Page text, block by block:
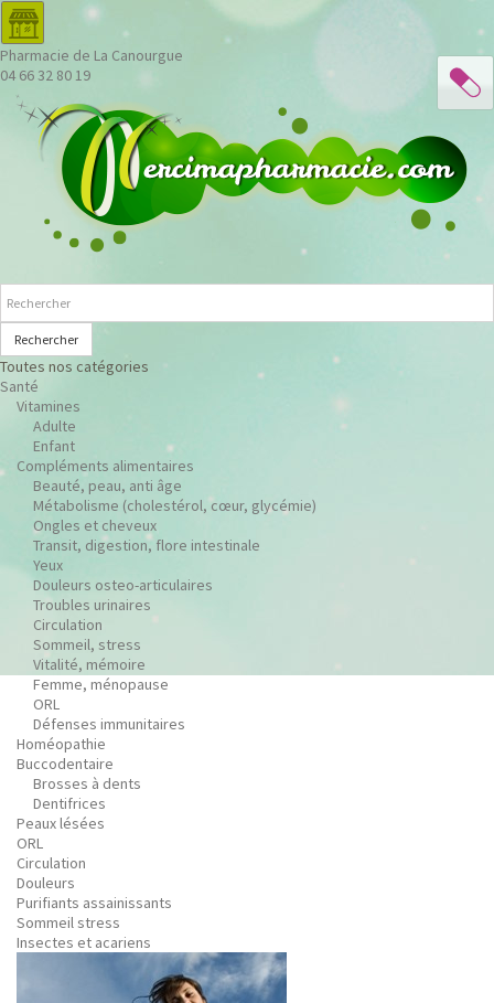
Pharmacie de La Canourgue
04 66 32 80 19
Rechercher
Toutes nos catégories
Santé
Vitamines
Adulte
Enfant
Compléments alimentaires
Beauté, peau, anti âge
Métabolisme (cholestérol, cœur, glycémie)
Ongles et cheveux
Transit, digestion, flore intestinale
Yeux
Douleurs osteo-articulaires
Troubles urinaires
Circulation
Sommeil, stress
Vitalité, mémoire
Femme, ménopause
ORL
Défenses immunitaires
Homéopathie
Buccodentaire
Brosses à dents
Dentifrices
Peaux lésées
ORL
Circulation
Douleurs
Purifiants assainissants
Sommeil stress
Insectes et acariens